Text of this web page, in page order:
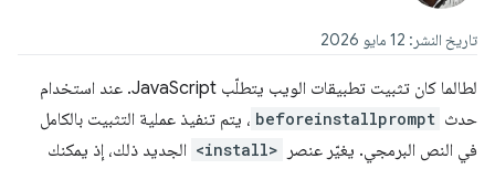
تاريخ النشر: 12 مايو 2026
لطالما كان تثبيت تطبيقات الويب يتطلّب JavaScript. عند استخدام
حدث beforeinstallprompt ، يتم تنفيذ عملية التثبيت بالكامل
في النص البرمجي. يغيّر عنصر
<install> الجديد ذلك، إذ يمكنك